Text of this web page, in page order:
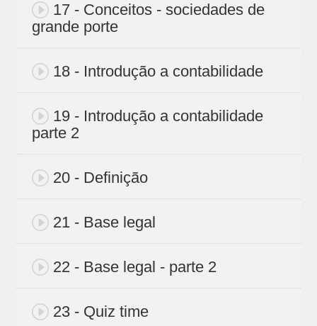
17 - Conceitos - sociedades de
grande porte
18 - Introdução a contabilidade
19 - Introdução a contabilidade
parte 2
20 - Definição
21 - Base legal
22 - Base legal - parte 2
23 - Quiz time